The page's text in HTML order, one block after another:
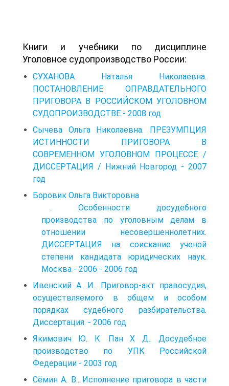
Книги и учебники по дисциплине
Уголовное судопроизводство России:
СУХАНОВА Наталья Николаевна.
ПОСТАНОВЛЕНИЕ ОПРАВДАТЕЛЬНОГО
ПРИГОВОРА В РОССИЙСКОМ УГОЛОВНОМ
СУДОПРОИЗВОДСТВЕ - 2008 год
Сычева Ольга Николаевна. ПРЕЗУМПЦИЯ
ИСТИННОСТИ ПРИГОВОРА В
СОВРЕМЕННОМ УГОЛОВНОМ ПРОЦЕССЕ /
ДИССЕРТАЦИЯ / Нижний Новгород - 2007
год
Боровик Ольга Викторовна
. Особенности досудебного
производства по уголовным делам в
отношении несовершеннолетних.
ДИССЕРТАЦИЯ на соискание ученой
степени кандидата юридических наук.
Москва - 2006 - 2006 год
Ивенский А. И.. Приговор-акт правосудия,
осуществляемого в общем и особом
порядках судебного разбирательства.
Диссертация. - 2006 год
Якимович Ю. К. Пан X Д.. Досудебное
производство по УПК Российской
Федерации - 2003 год
Сёмин А. В.. Исполнение приговора в части